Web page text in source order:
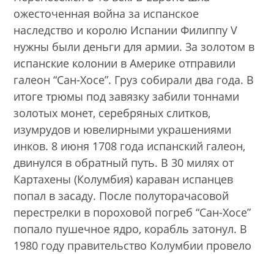
ожесточенная война за испанское
наследство и королю Испании Филиппу V
нужны были деньги для армии. За золотом в
испанские колонии в Америке отправили
галеон “Сан-Хосе”. Груз собирали два года. В
итоге трюмы под завязку забили тоннами
золотых монет, серебряных слитков,
изумрудов и ювелирными украшениями
инков. 8 июня 1708 года испанский галеон,
двинулся в обратный путь. В 30 милях от
Картахены (Колумбия) караван испанцев
попал в засаду. После полуторачасовой
перестрелки в пороховой погреб “Сан-Хосе”
попало пушечное ядро, корабль затонул. В
1980 году правительство Колумбии провело